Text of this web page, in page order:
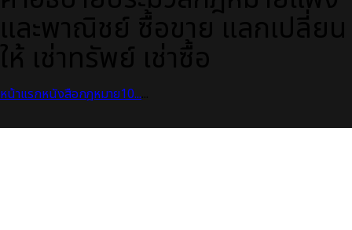
หน้าแรกหนังสือกฎหมาย10...